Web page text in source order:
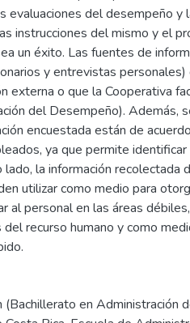
evaluaciones del desempeño y
instrucciones del mismo y el
un éxito. Las fuentes de
y entrevistas personales)
externa o que la Cooperativa
del Desempeño). Además,
encuestada están de
ya que permite
la información recolectada
utilizar como medio para
al personal en las áreas
recurso humano y como
(Bachillerato en Administración